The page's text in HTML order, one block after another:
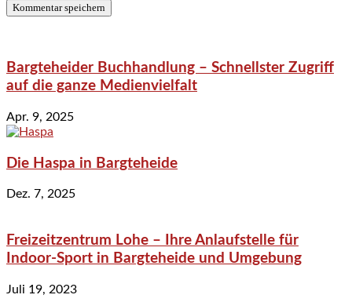
Bargteheider Buchhandlung – Schnellster Zugriff
auf die ganze Medienvielfalt
Apr. 9, 2025
Die Haspa in Bargteheide
Dez. 7, 2025
Freizeitzentrum Lohe – Ihre Anlaufstelle für
Indoor-Sport in Bargteheide und Umgebung
Juli 19, 2023